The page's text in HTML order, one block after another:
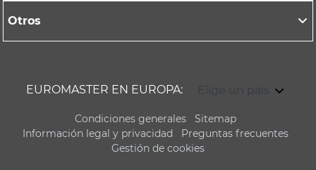
Otros
EUROMASTER EN EUROPA: Elige un país
Condiciones generales
Sitemap
Información legal y privacidad
Preguntas frecuentes
Gestión de cookies